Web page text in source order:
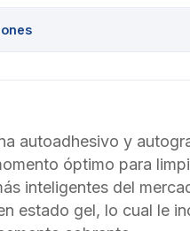
autoadhesivo y
óptimo para
inteligentes del
estado gel, lo cual le